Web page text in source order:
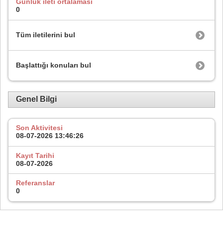
0
Tüm iletilerini bul
Başlattığı konuları bul
Genel Bilgi
Son Aktivitesi
08-07-2026 13:46:26
Kayıt Tarihi
08-07-2026
Referanslar
0